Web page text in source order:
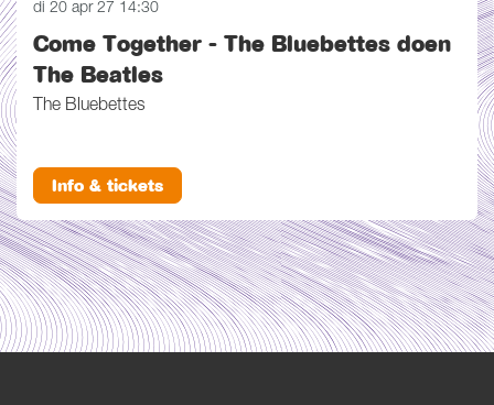
Come Together - The Bluebettes doen
The Beatles
The Bluebettes
di 20 apr 27 14:30
Info & tickets